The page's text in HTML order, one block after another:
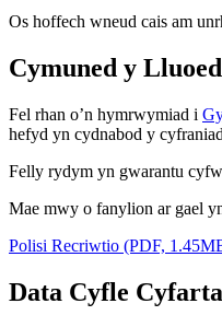
Os hoffech wneud cais am
Cymuned y
Fel rhan o’n hymrwymiad i
hefyd yn cydnabod y
Felly rydym yn gwarantu
Mae mwy o fanylion ar gael
Polisi Recriwtio (PDF,
Data Cyfle